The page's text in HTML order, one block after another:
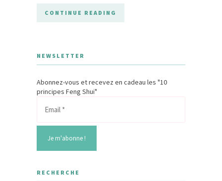
CONTINUE READING
NEWSLETTER
Abonnez-vous et recevez en cadeau les "10
principes Feng Shui"
RECHERCHE